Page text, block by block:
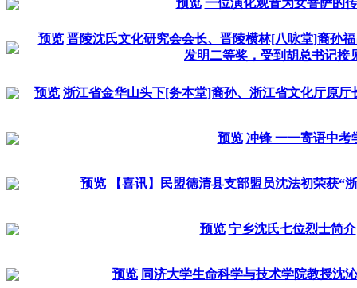
预览 晋陵沈氏文化研究会会长、晋陵横林[八咏堂]裔孙
发明二等奖，受到胡总书记接
预览 浙江省金华山头下[务本堂]裔孙、浙江省文化厅原
预览 冲锋 一一寄语中考
预览 【喜讯】民盟德清县支部盟员沈法初荣获“
预览 宁乡沈氏七位烈士简介
预览 同济大学生命科学与技术学院教授沈